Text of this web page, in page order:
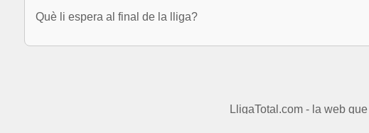
Què li espera al final de la lliga?
LligaTotal.com - la web